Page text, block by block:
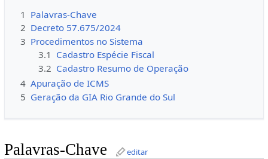
1 Palavras-Chave
2 Decreto 57.675/2024
3 Procedimentos no Sistema
3.1 Cadastro Espécie Fiscal
3.2 Cadastro Resumo de Operação
4 Apuração de ICMS
5 Geração da GIA Rio Grande do Sul
Palavras-Chave editar